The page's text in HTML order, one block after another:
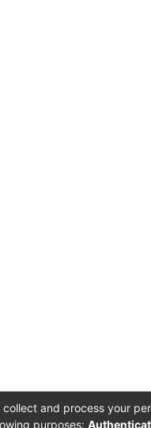
collect and process your
purposes: